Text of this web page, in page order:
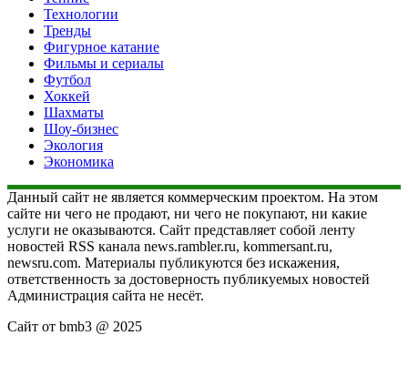
Технологии
Тренды
Фигурное катание
Фильмы и сериалы
Футбол
Хоккей
Шахматы
Шоу-бизнес
Экология
Экономика
Данный сайт не является коммерческим проектом. На этом
сайте ни чего не продают, ни чего не покупают, ни какие
услуги не оказываются. Сайт представляет собой ленту
новостей RSS канала news.rambler.ru, kommersant.ru,
newsru.com. Материалы публикуются без искажения,
ответственность за достоверность публикуемых новостей
Администрация сайта не несёт.
Сайт от bmb3 @ 2025